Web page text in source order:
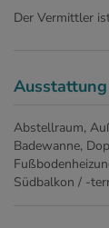
Der Vermittler
Ausstattung
Abstellraum
Badewanne
Südbalkon / -